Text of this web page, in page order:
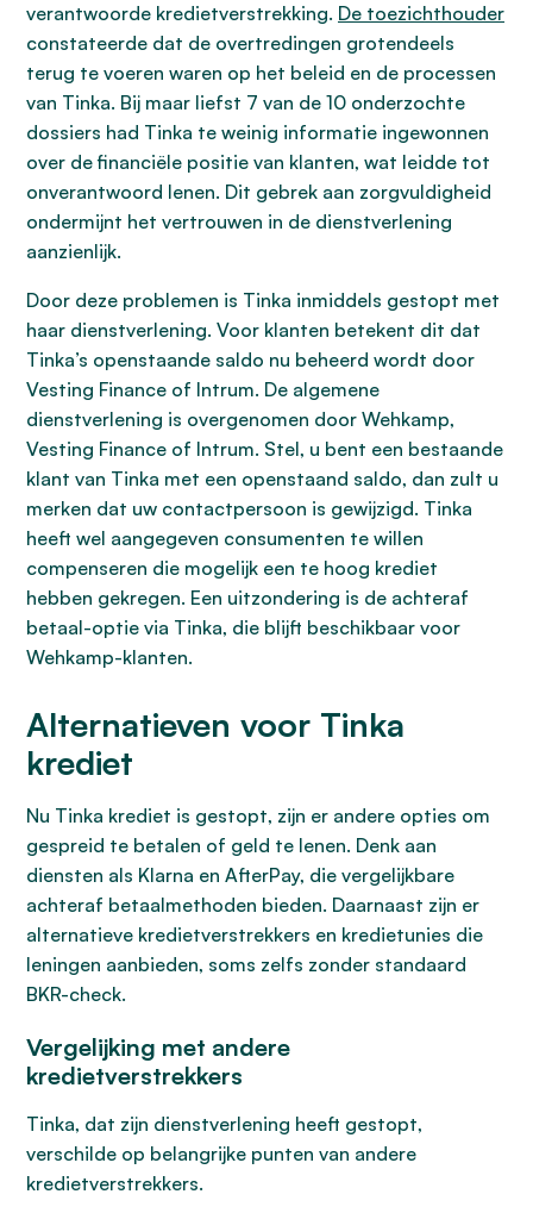
verantwoorde kredietverstrekking. De toezichthouder
constateerde dat de overtredingen grotendeels
terug te voeren waren op het beleid en de processen
van Tinka. Bij maar liefst 7 van de 10 onderzochte
dossiers had Tinka te weinig informatie ingewonnen
over de financiële positie van klanten, wat leidde tot
onverantwoord lenen. Dit gebrek aan zorgvuldigheid
ondermijnt het vertrouwen in de dienstverlening
aanzienlijk.
Door deze problemen is Tinka inmiddels gestopt met
haar dienstverlening. Voor klanten betekent dit dat
Tinka’s openstaande saldo nu beheerd wordt door
Vesting Finance of Intrum. De algemene
dienstverlening is overgenomen door Wehkamp,
Vesting Finance of Intrum. Stel, u bent een bestaande
klant van Tinka met een openstaand saldo, dan zult u
merken dat uw contactpersoon is gewijzigd. Tinka
heeft wel aangegeven consumenten te willen
compenseren die mogelijk een te hoog krediet
hebben gekregen. Een uitzondering is de achteraf
betaal-optie via Tinka, die blijft beschikbaar voor
Wehkamp-klanten.
Alternatieven voor Tinka
krediet
Nu Tinka krediet is gestopt, zijn er andere opties om
gespreid te betalen of geld te lenen. Denk aan
diensten als Klarna en AfterPay, die vergelijkbare
achteraf betaalmethoden bieden. Daarnaast zijn er
alternatieve kredietverstrekkers en kredietunies die
leningen aanbieden, soms zelfs zonder standaard
BKR-check.
Vergelijking met andere
kredietverstrekkers
Tinka, dat zijn dienstverlening heeft gestopt,
verschilde op belangrijke punten van andere
kredietverstrekkers.